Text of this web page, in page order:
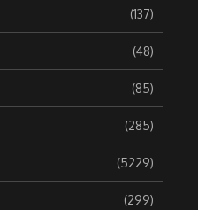
(137)
(48)
(85)
(285)
(5229)
(299)